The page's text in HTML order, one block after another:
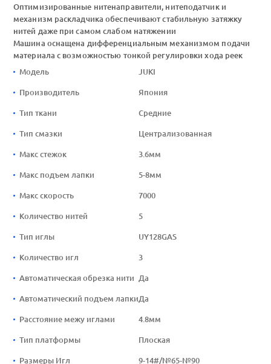
Оптимизированные нитенаправители, нитеподатчик и
механизм раскладчика обеспечивают стабильную затяжку
нитей даже при самом слабом натяжении
Машина оснащена дифференциальным механизмом подачи
материала с возможностью тонкой регулировки хода реек
Модель
JUKI
Производитель Япония
Тип ткани Средние
Тип смазки Централизованная
Макс стежок 3.6мм
Макс подъем лапки 5-8мм
Макс скорость 7000
Количество нитей 5
Тип иглы UY128GAS
Количество игл 3
Автоматическая обрезка нити Да
Автоматический подъем лапкиДа
Расстояние межу иглами 4.8мм
Тип платформы Плоская
Размеры Игл 9-14#/№65-№90